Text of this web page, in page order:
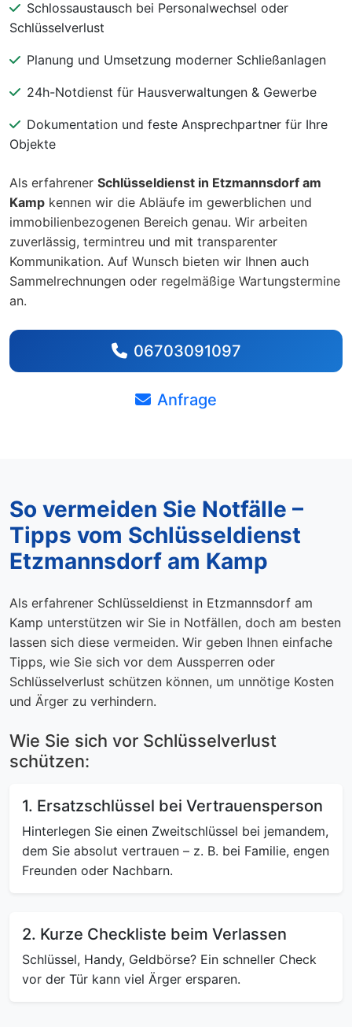
Schlossaustausch bei Personalwechsel oder
Schlüsselverlust
Planung und Umsetzung moderner Schließanlagen
24h-Notdienst für Hausverwaltungen & Gewerbe
Dokumentation und feste Ansprechpartner für Ihre
Objekte
Als erfahrener Schlüsseldienst in Etzmannsdorf am
Kamp kennen wir die Abläufe im gewerblichen und
immobilienbezogenen Bereich genau. Wir arbeiten
zuverlässig, termintreu und mit transparenter
Kommunikation. Auf Wunsch bieten wir Ihnen auch
Sammelrechnungen oder regelmäßige Wartungstermine
an.
06703091097
Anfrage
So vermeiden Sie Notfälle –
Tipps vom Schlüsseldienst
Etzmannsdorf am Kamp
Als erfahrener Schlüsseldienst in Etzmannsdorf am
Kamp unterstützen wir Sie in Notfällen, doch am besten
lassen sich diese vermeiden. Wir geben Ihnen einfache
Tipps, wie Sie sich vor dem Aussperren oder
Schlüsselverlust schützen können, um unnötige Kosten
und Ärger zu verhindern.
Wie Sie sich vor Schlüsselverlust
schützen:
1. Ersatzschlüssel bei Vertrauensperson
Hinterlegen Sie einen Zweitschlüssel bei jemandem,
dem Sie absolut vertrauen – z. B. bei Familie, engen
Freunden oder Nachbarn.
2. Kurze Checkliste beim Verlassen
Schlüssel, Handy, Geldbörse? Ein schneller Check
vor der Tür kann viel Ärger ersparen.